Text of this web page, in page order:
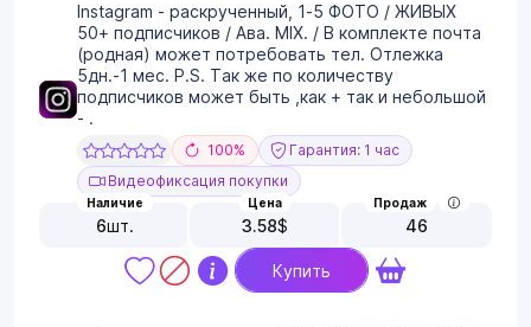
Instagram - раскрученный, 1-5 ФОТО / ЖИВЫХ
50+ подписчиков / Ава. MIX. / В комплекте почта
(родная) может потребовать тел. Отлежка
5дн.-1 мес. P.S. Так же по количеству
подписчиков может быть ,как + так и небольшой
- .
100%
Гарантия: 1 час
Видеофиксация покупки
Наличие
6шт.
Цена
3.58$
Продаж
46
Купить